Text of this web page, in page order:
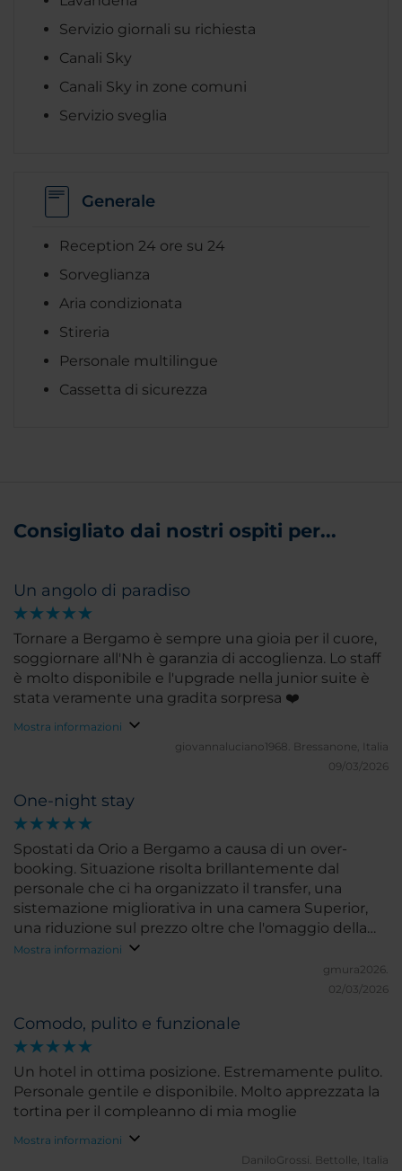
Servizio giornali su richiesta
Canali Sky
Canali Sky in zone comuni
Servizio sveglia
Generale
Reception 24 ore su 24
Sorveglianza
Aria condizionata
Stireria
Personale multilingue
Cassetta di sicurezza
Consigliato dai nostri ospiti per...
Un angolo di paradiso
Tornare a Bergamo è sempre una gioia per il cuore,
soggiornare all'Nh è garanzia di accoglienza. Lo staff
è molto disponibile e l'upgrade nella junior suite è
stata veramente una gradita sorpresa ❤️
Mostra informazioni
giovannaluciano1968. Bressanone, Italia
09/03/2026
One-night stay
Spostati da Orio a Bergamo a causa di un over-
booking. Situazione risolta brillantemente dal
personale che ci ha organizzato il transfer, una
sistemazione migliorativa in una camera Superior,
una riduzione sul prezzo oltre che l'omaggio della
colazione.
Mostra informazioni
gmura2026.
02/03/2026
Comodo, pulito e funzionale
Un hotel in ottima posizione. Estremamente pulito.
Personale gentile e disponibile. Molto apprezzata la
tortina per il compleanno di mia moglie
Mostra informazioni
DaniloGrossi. Bettolle, Italia